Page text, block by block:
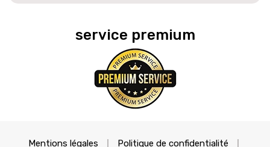
service premium
Mentions légales Politique de confidentialité